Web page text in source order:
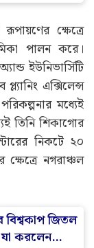
ক্ষেত্রে
পালন করে।
ইউনিভার্সিটি
এক্সিলেন্স
মধ্যেই
তিনি শিকাগোর
নিকটে ২০
নগরাঞ্চল
বিশ্বকাপ জিতল
যা করলেন…